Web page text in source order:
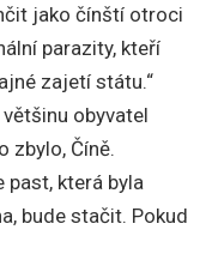
jako čínští otroci
parazity, kteří
zajetí státu.“
obyvatel
zbylo, Číně.
past, která byla
bude stačit. Pokud